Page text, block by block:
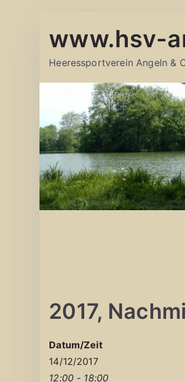
Inhalt
www.hsv-
Heeressportverein Angeln &
2017,
Datum/Zeit
14/12/2017
12:00 - 18:00